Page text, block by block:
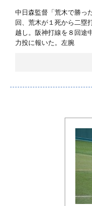
中日森監督「荒木で勝っ
回、荒木が１死から二塁
越し。阪神打線を８回途
力投に報いた。左腕